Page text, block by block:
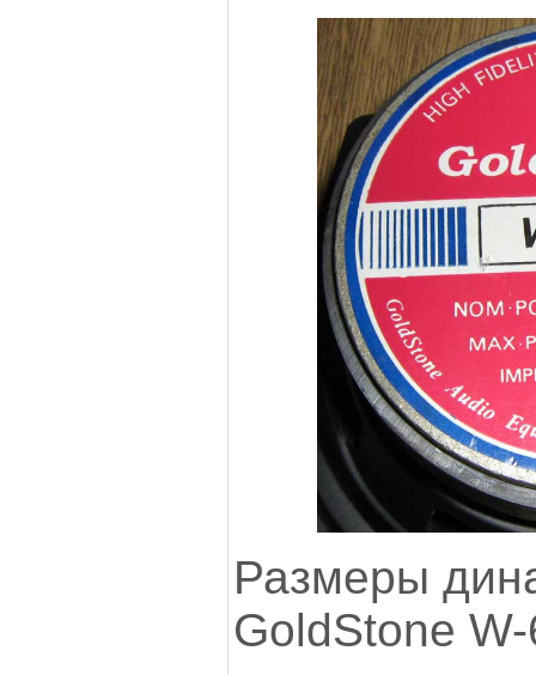
Размеры
GoldStone